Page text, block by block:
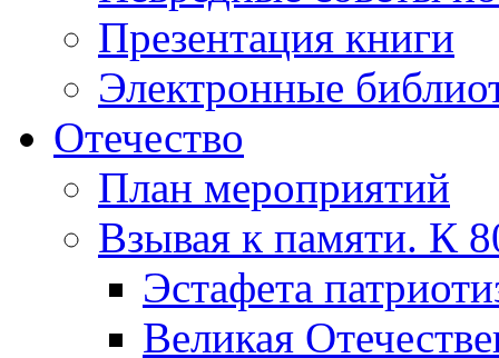
Презентация книги
Электронные
Отечество
План мероприятий
Взывая к памяти. К
Эcтафета
Великая